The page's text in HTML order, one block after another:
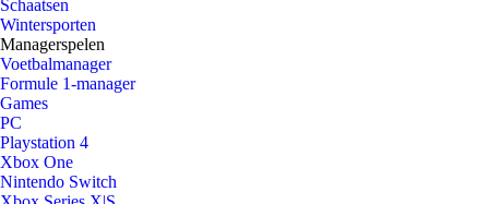
Schaatsen
Wintersporten
Managerspelen
Voetbalmanager
Formule 1-manager
Games
PC
Playstation 4
Xbox One
Nintendo Switch